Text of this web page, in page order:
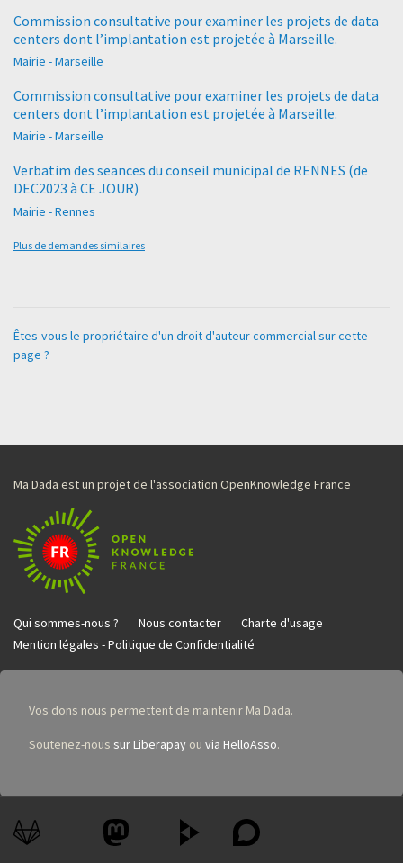
Commission consultative pour examiner les projets de data
centers dont l’implantation est projetée à Marseille.
Mairie - Marseille
Commission consultative pour examiner les projets de data
centers dont l’implantation est projetée à Marseille.
Mairie - Marseille
Verbatim des seances du conseil municipal de RENNES (de
DEC2023 à CE JOUR)
Mairie - Rennes
Plus de demandes similaires
Êtes-vous le propriétaire d'un droit d'auteur commercial sur cette
page ?
Ma Dada est un projet de l'association OpenKnowledge France
Qui sommes-nous ? Nous contacter
Charte d'usage
Mention légales - Politique de Confidentialité
Vos dons nous permettent de maintenir Ma Dada.
Soutenez-nous sur Liberapay ou via HelloAsso.